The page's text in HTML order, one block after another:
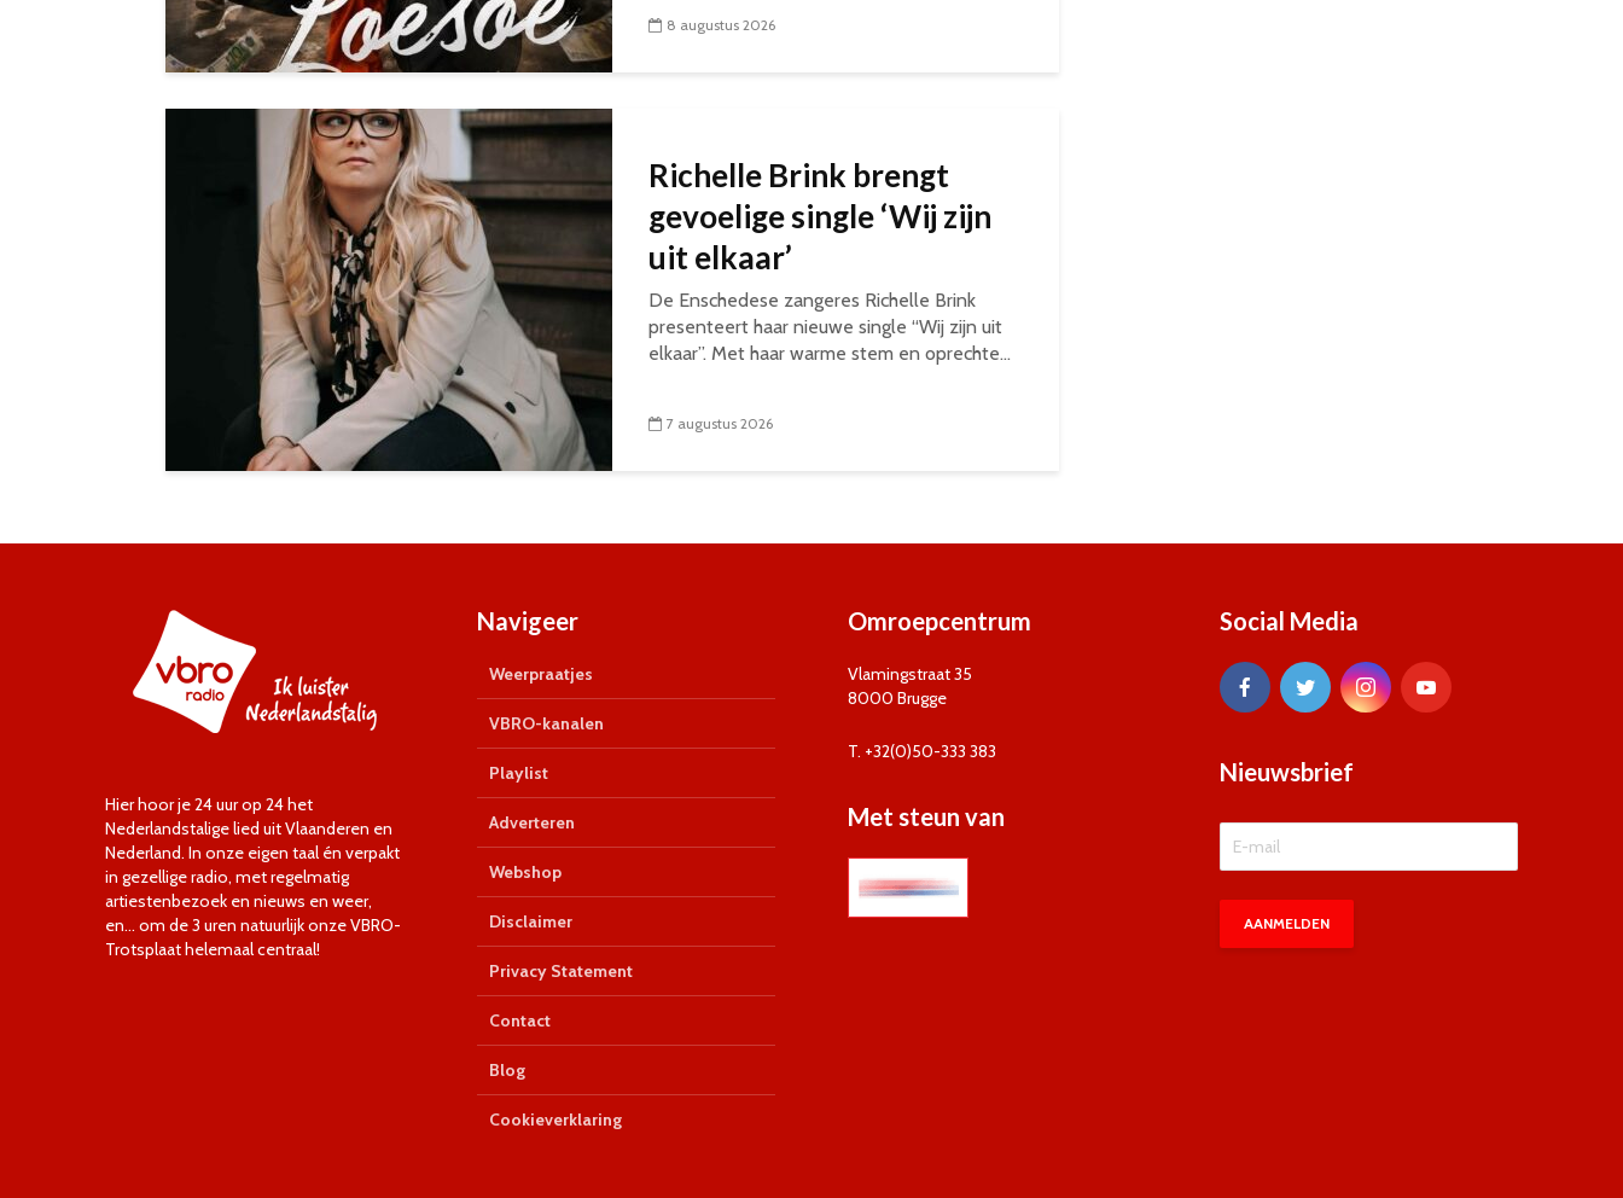
8 augustus 2026
Richelle Brink brengt
gevoelige single ‘Wij zijn
uit elkaar’
De Enschedese zangeres Richelle Brink
presenteert haar nieuwe single “Wij zijn uit
elkaar”. Met haar warme stem en oprechte...
7 augustus 2026
Hier hoor je 24 uur op 24 het
Nederlandstalige lied uit Vlaanderen en
Nederland. In onze eigen taal én verpakt
in gezellige radio, met regelmatig
artiestenbezoek en nieuws en weer,
en… om de 3 uren natuurlijk onze VBRO-
Trotsplaat helemaal centraal!
Navigeer
Weerpraatjes
VBRO-kanalen
Playlist
Adverteren
Webshop
Disclaimer
Privacy Statement
Contact
Blog
Cookieverklaring
Omroepcentrum
Vlamingstraat 35
8000 Brugge
T. +32(0)50-333 383
Met steun van
Social Media
Nieuwsbrief